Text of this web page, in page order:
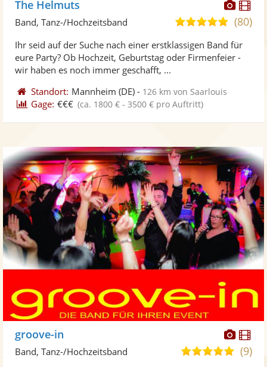
Fotos
The Helmuts
5,0
5
(80)
Band, Tanz-/Hochzeitsband
Ihr seid auf der Suche nach einer erstklassigen Band für
eure Party? Ob Hochzeit, Geburtstag oder Firmenfeier -
wir haben es noch immer geschafft, ...
Standort: Mannheim (DE) - 126 km von Saarlouis
Gage: €€€ (ca. 1800 € - 3500 € pro Auftritt)
groove-in
5,0(9)
Band, Tanz-/Hochzeitsband